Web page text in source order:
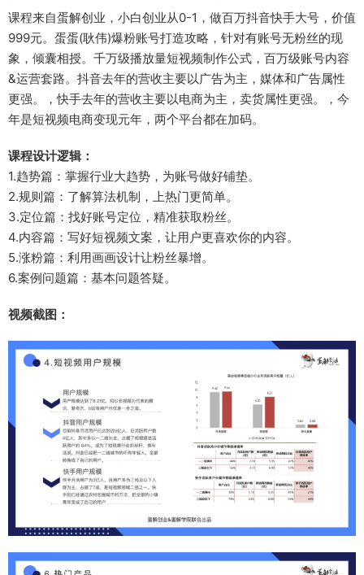
课程来自蛋解创业，小白创业从0-1，做百万抖音快手大号，价值
999元。蛋蛋(耿伟)爆粉账号打造攻略，针对有账号无粉丝的现
象，倾囊相授。千万级播放量短视频制作公式，百万级账号内容
&运营套路。抖音去年的营收主要以广告为主，媒体和广告属性
更强。，快手去年的营收主要以电商为主，卖货属性更强。，今
年是短视频电商变现元年，两个平台都在加码。
课程设计逻辑：
1.趋势篇：掌握行业大趋势，为账号做好铺垫。
2.规则篇：了解算法机制，上热门更简单。
3.定位篇：找好账号定位，精准获取粉丝。
4.内容篇：写好短视频文案，让用户更喜欢你的内容。
5.涨粉篇：利用画画设计让粉丝暴增。
6.案例问题篇：基本问题答疑。
视频截图：